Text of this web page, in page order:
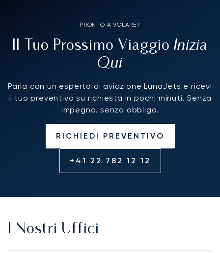
PRONTO A VOLARE?
Il Tuo Prossimo Viaggio Inizia
Qui
Parla con un esperto di aviazione LunaJets e ricevi
il tuo preventivo su richiesta in pochi minuti. Senza
impegno, senza obbligo.
RICHIEDI PREVENTIVO
+41 22 782 12 12
I Nostri Uffici